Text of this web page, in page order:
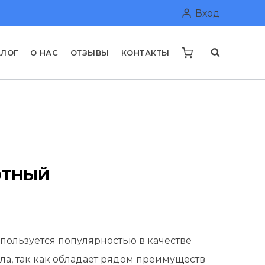
Вход
О НАС ОТЗЫВЫ КОНТАКТЫ
руб..
популярностью в качестве
так как обладает рядом преимуществ